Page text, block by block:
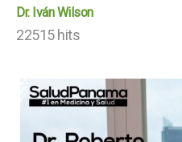
Dr. Iván Wilson
22515 hits